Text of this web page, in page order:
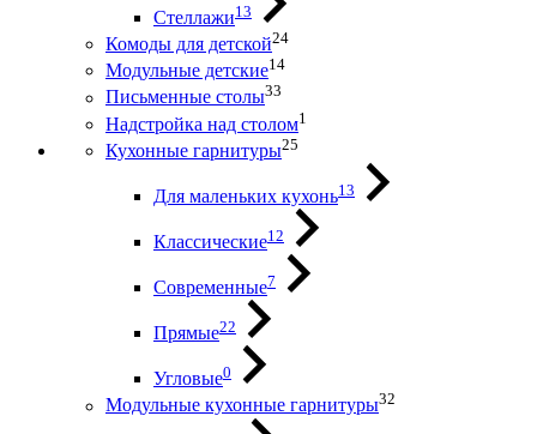
Стеллажи13
Комоды для детской24
Модульные детские14
Письменные столы33
Надстройка над столом1
Кухонные гарнитуры25
Для маленьких кухонь13
Классические12
Современные7
Прямые22
Угловые0
Модульные кухонные гарнитуры32